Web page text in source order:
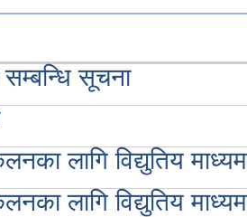
सम्बन्धि सूचना
लागि विद्युतिय
लागि विद्युतिय